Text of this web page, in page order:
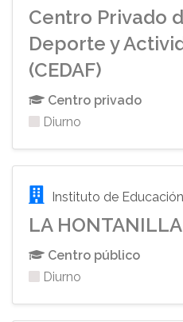
Centro Privado
Deporte y
(CEDAF)
Centro privado
Diurno
Instituto de
LA HONTANILLA
Centro público
Diurno